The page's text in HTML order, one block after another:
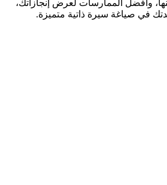
وأفضل الممارسات لعرض إنجازاتك،
في صياغة سيرة ذاتية متميزة.